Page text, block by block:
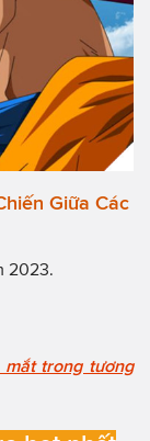
Giữa Các
2023.
trong tương